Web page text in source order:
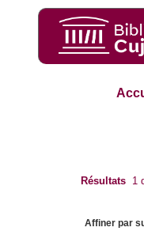
Résultats 1
Affiner par